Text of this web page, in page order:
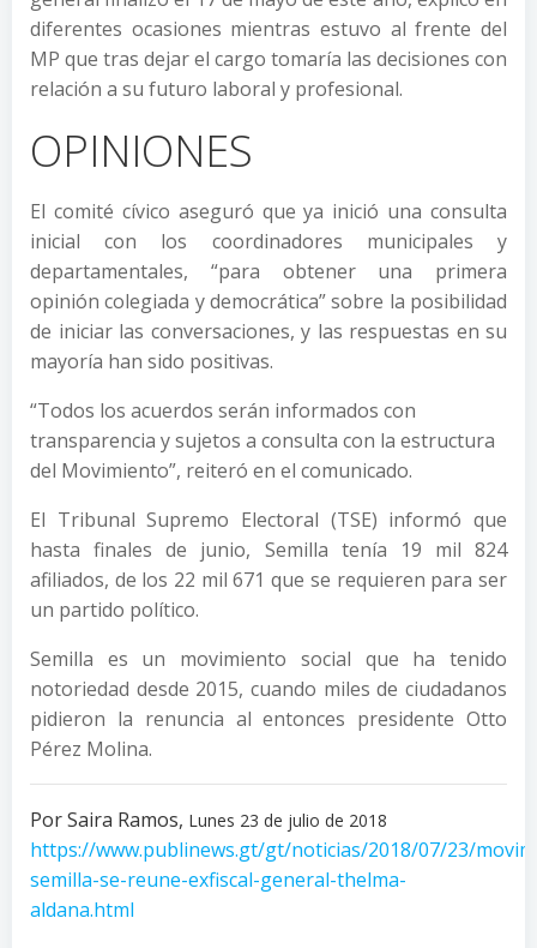
diferentes ocasiones mientras estuvo al frente del
MP que tras dejar el cargo tomaría las decisiones con
relación a su futuro laboral y profesional.
OPINIONES
El comité cívico aseguró que ya inició una consulta
inicial con los coordinadores municipales y
departamentales, “para obtener una primera
opinión colegiada y democrática” sobre la posibilidad
de iniciar las conversaciones, y las respuestas en su
mayoría han sido positivas.
“Todos los acuerdos serán informados con
transparencia y sujetos a consulta con la estructura
del Movimiento”, reiteró en el comunicado.
El Tribunal Supremo Electoral (TSE) informó que
hasta finales de junio, Semilla tenía 19 mil 824
afiliados, de los 22 mil 671 que se requieren para ser
un partido político.
Semilla es un movimiento social que ha tenido
notoriedad desde 2015, cuando miles de ciudadanos
pidieron la renuncia al entonces presidente Otto
Pérez Molina.
Por Saira Ramos, Lunes 23 de julio de 2018
https://www.publinews.gt/gt/noticias/2018/07/23/
semilla-se-reune-exfiscal-general-thelma-
aldana.html